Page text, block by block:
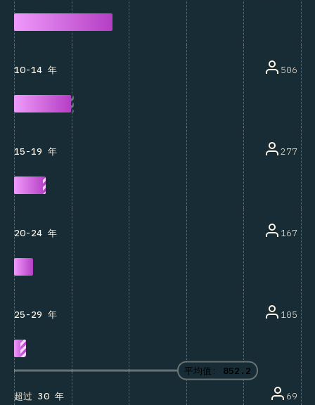
平均值: 852.2
10-14 年 506
15-19 年 277
20-24 年 167
25-29 年 105
超过 30 年 69